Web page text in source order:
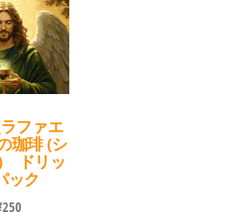
ファエ
珈琲 (シ
ドリッ
ック
250